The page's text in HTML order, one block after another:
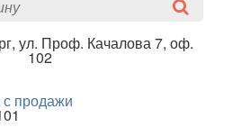
, ул. Проф. Качалова 7, оф.
102
продажи